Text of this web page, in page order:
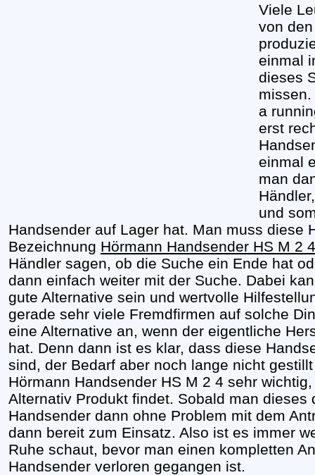
Viele
von
einmal
dieses
missen.
a
erst
einmal
man
und
Handsender auf Lager hat. Man muss diese
Bezeichnung Hörmann Handsender HS M 2 4
Händler sagen, ob die Suche ein Ende hat
dann einfach weiter mit der Suche. Dabei
gute Alternative sein und wertvolle
gerade sehr viele Fremdfirmen auf solche
eine Alternative an, wenn der eigentliche
hat. Denn dann ist es klar, dass diese
sind, der Bedarf aber noch lange nicht
Hörmann Handsender HS M 2 4 sehr
Alternativ Produkt findet. Sobald man dieses
Handsender dann ohne Problem mit dem
dann bereit zum Einsatz. Also ist es immer
Ruhe schaut, bevor man einen kompletten
Handsender verloren gegangen ist.